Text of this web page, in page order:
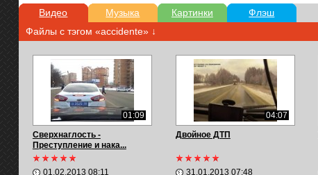
Видео
Музыка Картинки Флэш
Файлы с тэгом «accidente» ↓
01:09
Сверхнаглость -
Преступление и нака...
01.02.2013 08:11
04:07
Двойное ДТП
31.01.2013 07:48